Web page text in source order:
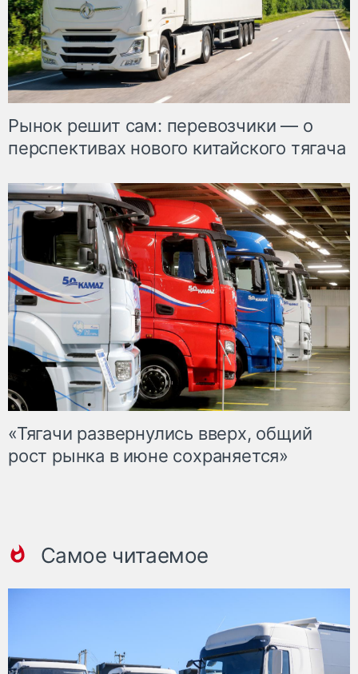
Рынок решит сам: перевозчики — о
перспективах нового китайского тягача
«Тягачи развернулись вверх, общий
рост рынка в июне сохраняется»
Самое читаемое